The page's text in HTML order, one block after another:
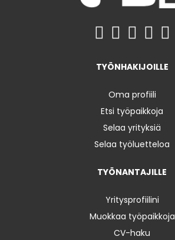
TYÖNHAKIJOILLE
Oma profiili
Etsi työpaikkoja
Selaa yrityksiä
Selaa työluetteloa
TYÖNANTAJILLE
Yritysprofiilini
Muokkaa työpaikkoja
CV-haku